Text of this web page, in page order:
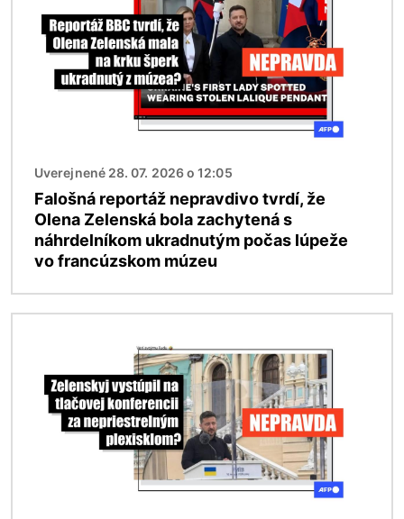
Uverejnené 28. 07. 2026 o 12:05
Falošná reportáž nepravdivo tvrdí, že
Olena Zelenská bola zachytená s
náhrdelníkom ukradnutým počas lúpeže
vo francúzskom múzeu